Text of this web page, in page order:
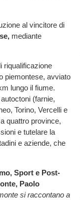
al vincitore di
mediante
riqualificazione
piemontese, avviato
lungo il fiume.
(farnie,
Torino, Vercelli e
quattro province,
e tutelare la
e aziende, che
Sport e Post-
Paolo
si raccontano a